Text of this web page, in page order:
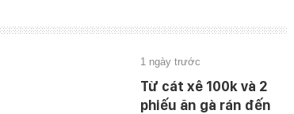
1 ngày trước
Từ cát xê 100k và 2
phiếu ăn gà rán đến